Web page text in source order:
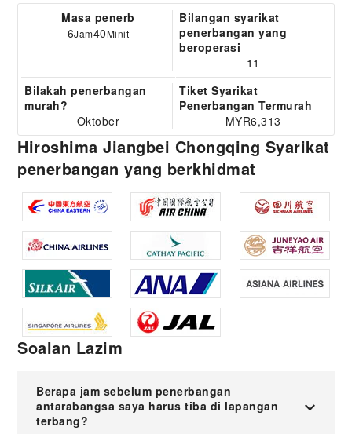
Masa penerb
6Jam40Minit
Bilangan syarikat
penerbangan yang
beroperasi
11
Bilakah penerbangan
murah?
Oktober
Tiket Syarikat
Penerbangan Termurah
MYR6,313
Hiroshima Jiangbei Chongqing Syarikat
penerbangan yang berkhidmat
Soalan Lazim
Berapa jam sebelum penerbangan
antarabangsa saya harus tiba di lapangan
terbang?